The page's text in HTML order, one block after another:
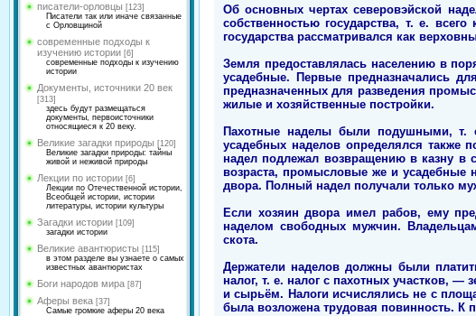
писатели-орловцы [123]
Писатели так или иначе связанные
с Орловщиной
современные подходы к
изучению истории [6]
современные подходы к изучению
истории
Документы, источники 20 век
[313]
здесь будут размещаться
документы, первоисточники
относящиеся к 20 веку.
Великие загадки природы [120]
Великие загадки природы: тайны
живой и неживой природы
Лекции по истории [6]
Лекции по Отечественной истории,
Всеобщей истории, истории
литературы, истории культуры
Загадки истории [109]
загадки истории
Великие авантюристы [115]
в этом разделе вы узнаете о самых
известных авантюристах
Боги народов мира [87]
Аферы века [37]
Самые громкие аферы 20 века
Об основных чертах северовэйской
собственностью государства, т. е.
государства рассматривался как
Земля предоставлялась населению в
усадебные. Первые предназначались
предназначенных для разведения
жилые и хозяйственные постройки.
Пахотные наделы были подушными, т.
усадебных наделов определялся
надел подлежал возвращению в казну в
возраста, промысловые же и усадебные
двора. Полный надел получали только
Если хозяин двора имел рабов, ему
наделом свободных мужчин.
скота.
Держатели наделов должны были
налог, т. е. налог с пахотных участков,
и сырьём. Налоги исчислялись не с
была возложена трудовая повинность. К